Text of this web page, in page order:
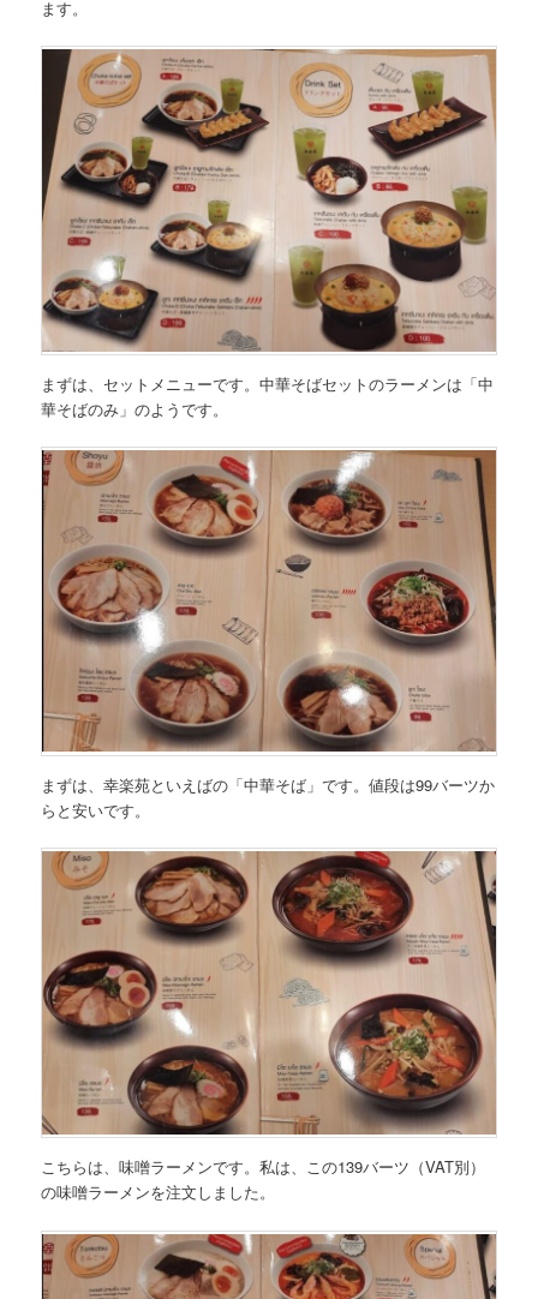
ます。
まずは、セットメニューです。中華そばセットのラーメンは 「中
華そばのみ」のようです。
まずは、幸楽苑といえばの「中華そば」です。値段は99バーツか
らと安いです。
こちらは、味噌ラーメンです。私は、この139バーツ（VAT別）
の味噌ラーメンを注文しました。